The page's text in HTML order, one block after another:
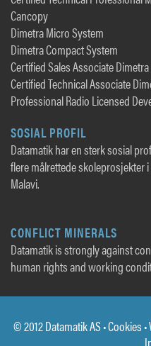
Cancopy
Dimetra Micro System
Dimetra Compact System
Certified Sales Associate Dimetra
Certified Technical Associate
Professional Radio Licensed
SOSIAL PROFIL
Datamatik har en sterk sosial
flere målrettede skoleprosjekter
Malavi.
CONFLICT MINERALS
Datamatik is strongly against
human rights and working
© 2012 Datamatik AS •Cookies